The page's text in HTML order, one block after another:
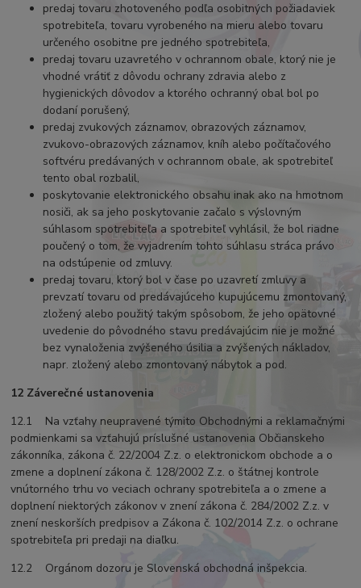
predaj tovaru zhotoveného podľa osobitných požiadaviek
spotrebiteľa, tovaru vyrobeného na mieru alebo tovaru
určeného osobitne pre jedného spotrebiteľa,
predaj tovaru uzavretého v ochrannom obale, ktorý nie je
vhodné vrátiť z dôvodu ochrany zdravia alebo z
hygienických dôvodov a ktorého ochranný obal bol po
dodaní porušený,
predaj zvukových záznamov, obrazových záznamov,
zvukovo-obrazových záznamov, kníh alebo počítačového
softvéru predávaných v ochrannom obale, ak spotrebiteľ
tento obal rozbalil,
poskytovanie elektronického obsahu inak ako na hmotnom
nosiči, ak sa jeho poskytovanie začalo s výslovným
súhlasom spotrebiteľa a spotrebiteľ vyhlásil, že bol riadne
poučený o tom, že vyjadrením tohto súhlasu stráca právo
na odstúpenie od zmluvy.
predaj tovaru, ktorý bol v čase po uzavretí zmluvy a
prevzatí tovaru od predávajúceho kupujúcemu zmontovaný,
zložený alebo použitý takým spôsobom, že jeho opätovné
uvedenie do pôvodného stavu predávajúcim nie je možné
bez vynaloženia zvýšeného úsilia a zvýšených nákladov,
napr. zložený alebo zmontovaný nábytok a pod.
12 Záverečné ustanovenia
12.1 Na vzťahy neupravené týmito Obchodnými a reklamačnými
podmienkami sa vzťahujú príslušné ustanovenia Občianskeho
zákonníka, zákona č. 22/2004 Z.z. o elektronickom obchode a o
zmene a doplnení zákona č. 128/2002 Z.z. o štátnej kontrole
vnútorného trhu vo veciach ochrany spotrebiteľa a o zmene a
doplnení niektorých zákonov v znení zákona č. 284/2002 Z.z. v
znení neskorších predpisov a Zákona č. 102/2014 Z.z. o ochrane
spotrebiteľa pri predaji na diaľku.
12.2 Orgánom dozoru je Slovenská obchodná inšpekcia.